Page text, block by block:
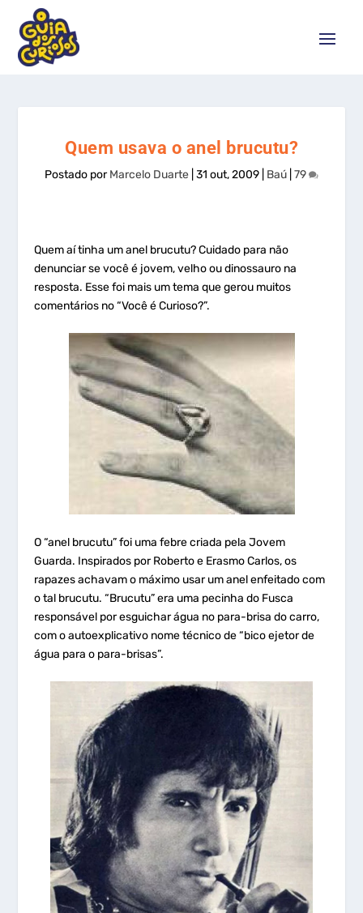
Quem usava o anel brucutu?
Postado porMarcelo Duarte 31 out, 2009 Baú 79
Quem aí tinha um anel brucutu? Cuidado para não
denunciar se você é jovem, velho ou dinossauro na
resposta. Esse foi mais um tema que gerou muitos
comentários no “Você é Curioso?”.
O “anel brucutu” foi uma febre criada pela Jovem
Guarda. Inspirados por Roberto e Erasmo Carlos, os
rapazes achavam o máximo usar um anel enfeitado com
o tal brucutu. “Brucutu” era uma pecinha do Fusca
responsável por esguichar água no para-brisa do carro,
com o autoexplicativo nome técnico de “bico ejetor de
água para o para-brisas”.